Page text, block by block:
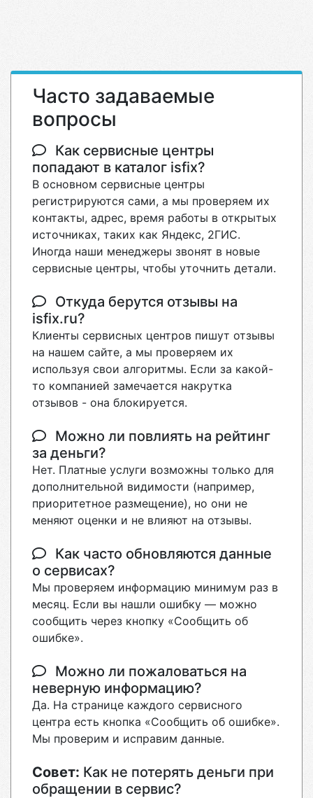
Часто задаваемые
вопросы
Как сервисные центры
попадают в каталог isfix?
В основном сервисные центры
регистрируются сами, а мы проверяем их
контакты, адрес, время работы в открытых
источниках, таких как Яндекс, 2ГИС.
Иногда наши менеджеры звонят в новые
сервисные центры, чтобы уточнить детали.
Откуда берутся отзывы на
isfix.ru?
Клиенты сервисных центров пишут отзывы
на нашем сайте, а мы проверяем их
используя свои алгоритмы. Если за какой-
то компанией замечается накрутка
отзывов - она блокируется.
Можно ли повлиять на рейтинг
за деньги?
Нет. Платные услуги возможны только для
дополнительной видимости (например,
приоритетное размещение), но они не
меняют оценки и не влияют на отзывы.
Как часто обновляются данные
о сервисах?
Мы проверяем информацию минимум раз в
месяц. Если вы нашли ошибку — можно
сообщить через кнопку «Сообщить об
ошибке».
Можно ли пожаловаться на
неверную информацию?
Да. На странице каждого сервисного
центра есть кнопка «Сообщить об ошибке».
Мы проверим и исправим данные.
Совет: Как не потерять деньги при
обращении в сервис?